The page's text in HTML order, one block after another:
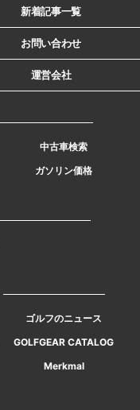
新着記事一覧
お問い合わせ
運営会社
中古車検索
ガソリン価格
ゴルフのニュース
GOLFGEAR CATALOG
Merkmal